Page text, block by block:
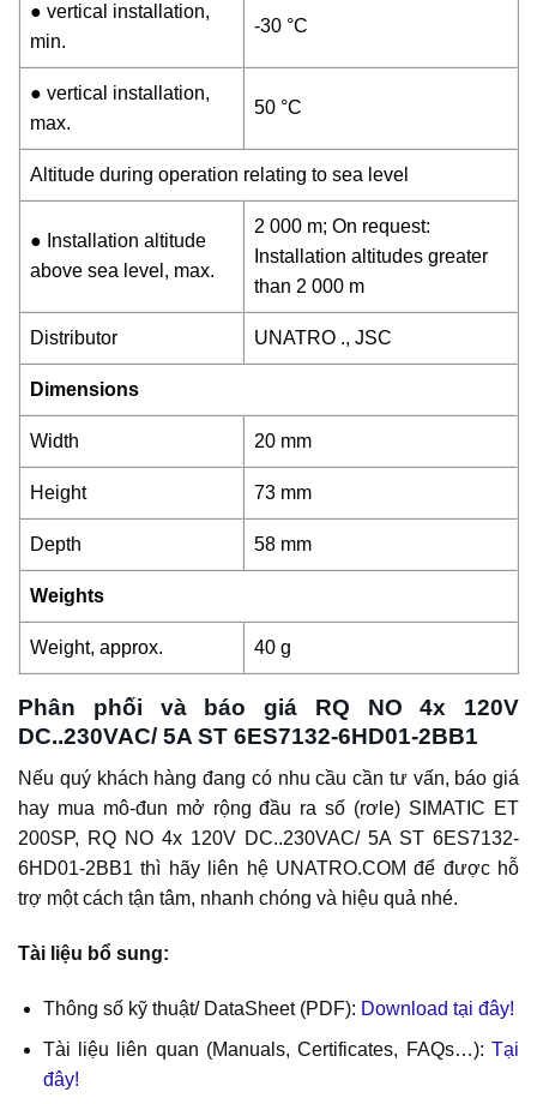
● vertical installation,
min.
-30 °C
● vertical installation,
max.
50 °C
Altitude during operation relating to sea level
● Installation altitude
above sea level, max.
2 000 m; On request:
Installation altitudes greater
than 2 000 m
Distributor UNATRO ., JSC
Dimensions
Width 20 mm
Height 73 mm
Depth 58 mm
Weights
Weight, approx. 40 g
Phân phối và báo giá RQ NO 4x 120V
DC..230VAC/ 5A ST 6ES7132-6HD01-2BB1
Nếu quý khách hàng đang có nhu cầu cần tư vấn, báo giá
hay mua mô-đun mở rộng đầu ra số (rơle) SIMATIC ET
200SP, RQ NO 4x 120V DC..230VAC/ 5A ST 6ES7132-
6HD01-2BB1 thì hãy liên hệ UNATRO.COM để được hỗ
trợ một cách tận tâm, nhanh chóng và hiệu quả nhé.
Tài liệu bổ sung:
Thông số kỹ thuật/ DataSheet (PDF): Download tại đây!
Tài liệu liên quan (Manuals, Certificates, FAQs…): Tại
đây!